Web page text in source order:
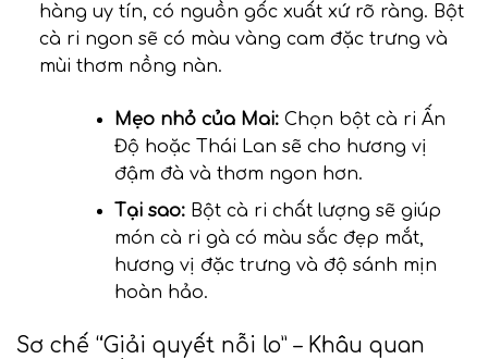
hàng uy tín, có nguồn gốc xuất xứ rõ ràng. Bột
cà ri ngon sẽ có màu vàng cam đặc trưng và
mùi thơm nồng nàn.
Mẹo nhỏ của Mai:Chọn bột cà ri Ấn
Độ hoặc Thái Lan sẽ cho hương vị
đậm đà và thơm ngon hơn.
Tại sao:Bột cà ri chất lượng sẽ giúp
món cà ri gà có màu sắc đẹp mắt,
hương vị đặc trưng và độ sánh mịn
hoàn hảo.
Sơ chế “Giải quyết nỗi lo” – Khâu quan